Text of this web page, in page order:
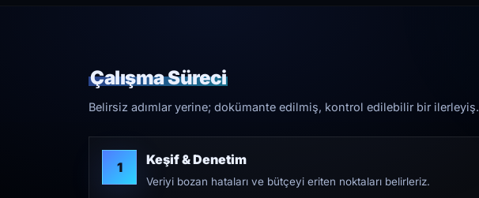
Çalışma Süreci
Belirsiz adımlar yerine; dokümante edilmiş, kontrol edilebilir bir ilerleyiş.
1 Keşif & Denetim
Veriyi bozan hataları ve bütçeyi eriten noktaları belirleriz.